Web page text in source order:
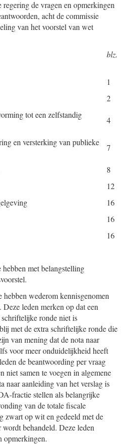
de vragen en opmerkingen
acht de commissie
van het voorstel van wet
blz.
1
2
tot een zelfstandig
4
en versterking van publieke
7
8
12
16
16
16
met belangstelling
wederom kennisgenomen
leden merken op dat een
ronde niet is
met de extra schriftelijke ronde die
van mening dat de nota naar
voor meer onduidelijkheid heeft
de beantwoording per vraag
niet samen te voegen in algemene
naar aanleiding van het verslag is
fractie stellen als belangrijke
van de totale fiscale
zwart op wit en gedeeld met de
behandeld. Deze leden
opmerkingen.